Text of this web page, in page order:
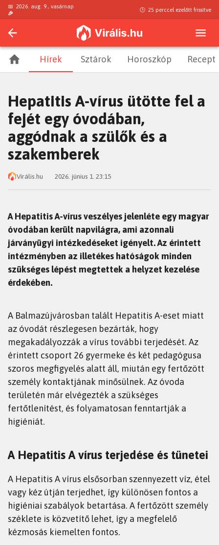
📅 2026. aug. 9., vasárnap
🎉
🕒 25 perccel ezelőtt frissítve
Hírek Sztárok Horoszkóp Recept
Hepatitis A-vírus ütötte fel a
fejét egy óvodában,
aggódnak a szülők és a
szakemberek
Virális.hu 2026. június 1. 23:15
A Hepatitis A-vírus veszélyes jelenléte egy magyar
óvodában került napvilágra, ami azonnali
járványügyi intézkedéseket igényelt. Az érintett
intézményben az illetékes hatóságok minden
szükséges lépést megtettek a helyzet kezelése
érdekében.
A Balmazújvárosban talált Hepatitis A-eset miatt
az óvodát részlegesen bezárták, hogy
megakadályozzák a vírus további terjedését. Az
érintett csoport 26 gyermeke és két pedagógusa
szoros megfigyelés alatt áll, miután egy fertőzött
személy kontaktjának minősülnek. Az óvoda
területén már elvégezték a szükséges
fertőtlenítést, és folyamatosan fenntartják a
higiéniát.
A Hepatitis A vírus terjedése és tünetei
A Hepatitis A vírus elsősorban szennyezett víz, étel
vagy kéz útján terjedhet, így különösen fontos a
higiéniai szabályok betartása. A fertőzött személy
széklete is közvetítő lehet, így a megfelelő
kézmosás kiemelten fontos.